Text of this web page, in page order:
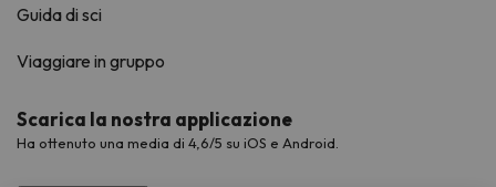
Guida di sci
Viaggiare in gruppo
Scarica la nostra applicazione
Ha ottenuto una media di 4,6/5 su iOS e Android.